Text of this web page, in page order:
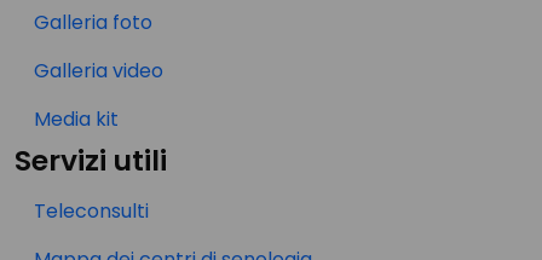
Galleria foto
Galleria video
Media kit
Servizi utili
Teleconsulti